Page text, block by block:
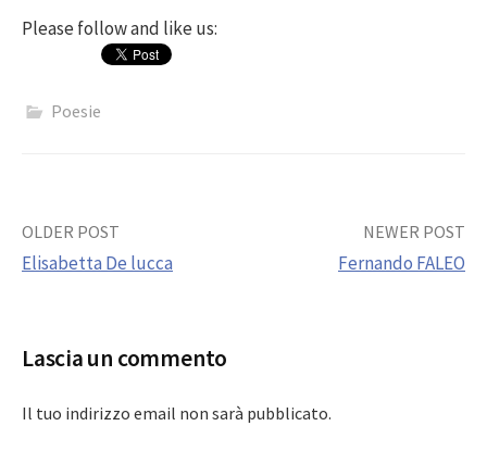
Please follow and like us:
Poesie
Post
OLDER POST
Elisabetta De lucca
NEWER POST
Fernando FALEO
Lascia un commento
Il tuo indirizzo email non sarà pubblicato.